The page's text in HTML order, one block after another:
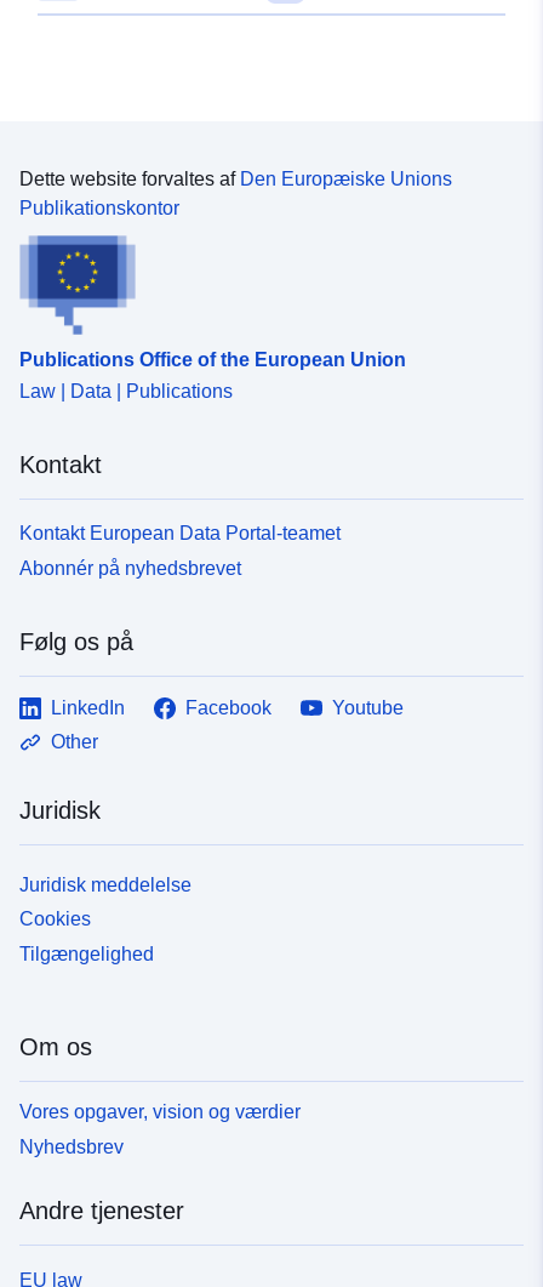
Dette website forvaltes af Den Europæiske Unions
Publikationskontor
Publications Office of the European Union
Law | Data | Publications
Kontakt
Kontakt European Data Portal-teamet
Abonnér på nyhedsbrevet
Følg os på
LinkedIn Facebook
Youtube
Other
Juridisk
Juridisk meddelelse
Cookies
Tilgængelighed
Om os
Vores opgaver, vision og værdier
Nyhedsbrev
Andre tjenester
EU law